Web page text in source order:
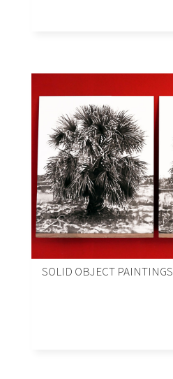
SOLID OBJECT PAINTINGS